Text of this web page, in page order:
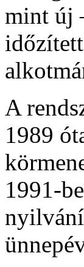
mint új
A
1989
1991-